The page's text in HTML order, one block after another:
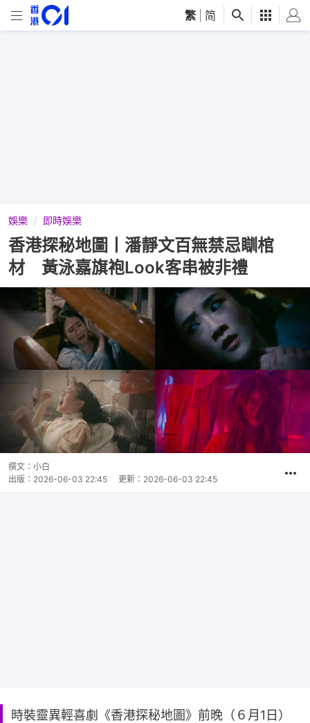
繁 简
娛樂 即時娛樂
香港探秘地圖丨潘靜文百無禁忌瞓棺
材 黃泳嘉旗袍Look客串被非禮
撰文： 小白
出版： 2026-06-03 22:45 更新： 2026-06-03 22:45
時裝靈異輕喜劇《香港探秘地圖》前晚（６月1日）